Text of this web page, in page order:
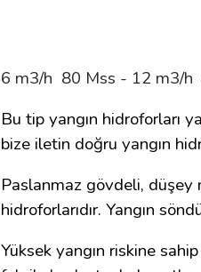
6 m3/h 80 Mss - 12 m3/h
Bu tip yangın hidroforları
bize iletin doğru yangın
Paslanmaz gövdeli, düşey
hidroforlarıdır. Yangın
Yüksek yangın riskine